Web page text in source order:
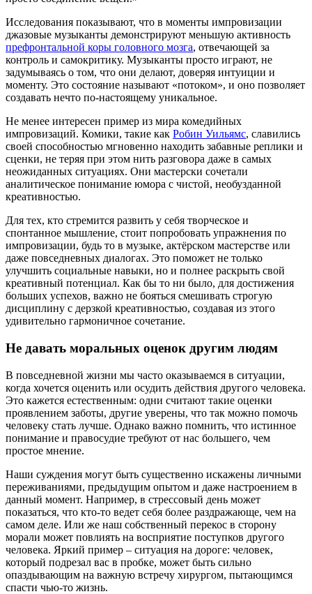
Исследования показывают, что в моменты импровизации
джазовые музыканты демонстрируют меньшую активность
префронтальной коры головного мозга, отвечающей за
контроль и самокритику. Музыканты просто играют, не
задумываясь о том, что они делают, доверяя интуиции и
моменту. Это состояние называют «потоком», и оно позволяет
создавать нечто по-настоящему уникальное.
Не менее интересен пример из мира комедийных
импровизаций. Комики, такие как Робин Уильямс, славились
своей способностью мгновенно находить забавные реплики и
сценки, не теряя при этом нить разговора даже в самых
неожиданных ситуациях. Они мастерски сочетали
аналитическое понимание юмора с чистой, необузданной
креативностью.
Для тех, кто стремится развить у себя творческое и
спонтанное мышление, стоит попробовать упражнения по
импровизации, будь то в музыке, актёрском мастерстве или
даже повседневных диалогах. Это поможет не только
улучшить социальные навыки, но и полнее раскрыть свой
креативный потенциал. Как бы то ни было, для достижения
больших успехов, важно не бояться смешивать строгую
дисциплину с дерзкой креативностью, создавая из этого
удивительно гармоничное сочетание.
Не давать моральных оценок другим людям
В повседневной жизни мы часто оказываемся в ситуации,
когда хочется оценить или осудить действия другого человека.
Это кажется естественным: одни считают такие оценки
проявлением заботы, другие уверены, что так можно помочь
человеку стать лучше. Однако важно помнить, что истинное
понимание и правосудие требуют от нас большего, чем
простое мнение.
Наши суждения могут быть существенно искажены личными
переживаниями, предыдущим опытом и даже настроением в
данный момент. Например, в стрессовый день может
показаться, что кто-то ведет себя более раздражающе, чем на
самом деле. Или же наш собственный перекос в сторону
морали может повлиять на восприятие поступков другого
человека. Яркий пример – ситуация на дороге: человек,
который подрезал вас в пробке, может быть сильно
опаздывающим на важную встречу хирургом, пытающимся
спасти чью-то жизнь.